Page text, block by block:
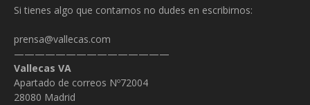
Si tienes algo que contarnos no dudes en escribirnos:
prensa@vallecas.com
———————————————
Vallecas VA
Apartado de correos Nº72004
28080 Madrid